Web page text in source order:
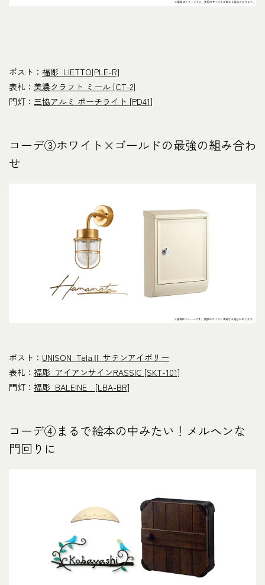
ポスト： 福彫 LIETTO[PLE-R]
表札： 美濃クラフト ミール [CT-2]
門灯： 三協アルミ ポーチライト [PD41]
コーデ③ホワイト×ゴールドの最強の組み合わ
せ
ポスト： UNISON TelaⅡ サテンアイボリー
表札： 福彫 アイアンサインRASSIC [SKT-101]
門灯： 福彫 BALEINE [LBA-BR]
コーデ④まるで絵本の中みたい！メルヘンな
門回りに